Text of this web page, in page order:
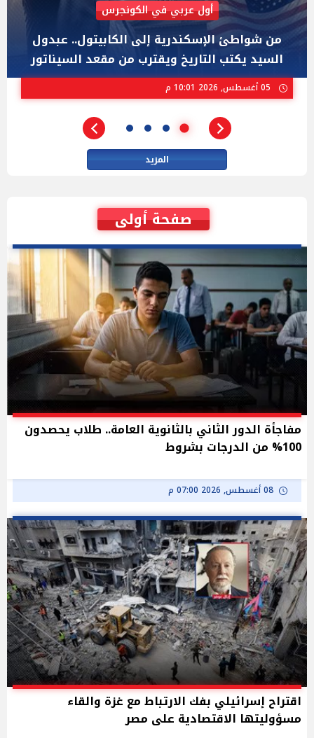
AIPAC رصدت 30 مليون دولار لإضعافه
"عبد الرحمن السيد" المصري الذى يواجه "هايلي
ستيفنز" وإيباك الاسرائيلية بإنتخابات ميشيجان
المزيد
صفحة أولى
مفاجأة الدور الثاني بالثانوية العامة.. طلاب يحصدون
100% من الدرجات بشروط
08 أغسطس, 2026 07:00 م
اقتراح إسرائيلي بفك الارتباط مع غزة والقاء
مسؤوليتها الاقتصادية على مصر